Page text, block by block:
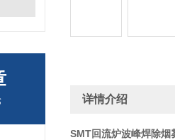
详情介绍
SMT回流炉波峰焊除烟